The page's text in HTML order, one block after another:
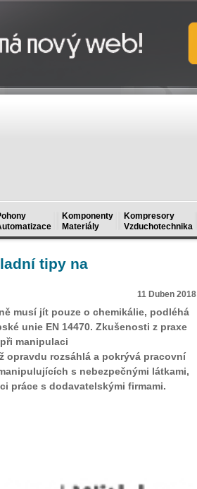
Komponenty
Materiály
Kompresory
Vzduchotechnika
tipy na
11 Duben 2018
musí jít pouze o chemikálie, podléhá
unie EN 14470. Zkušenosti z praxe
manipulaci
opravdu rozsáhlá a pokrývá pracovní
s nebezpečnými látkami,
práce s dodavatelskými firmami.